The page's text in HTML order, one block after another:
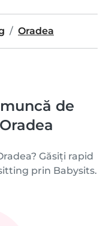
Oradea
de
Găsiți rapid
prin Babysits.